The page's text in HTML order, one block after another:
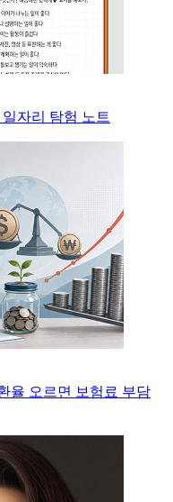
일자리 탐험 노트
율 오르면 보험료 부담